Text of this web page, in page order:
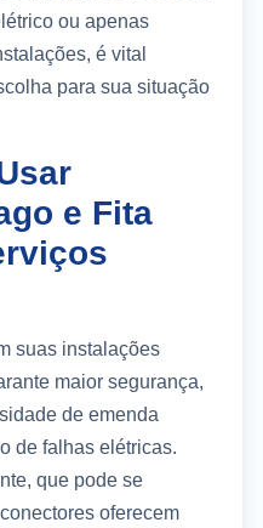
ou apenas
é vital
para sua situação
e Fita
suas instalações
maior segurança,
de emenda
de falhas elétricas.
que pode se
oferecem